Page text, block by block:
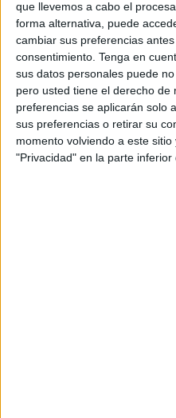
que llevemos a cabo el
forma alternativa, puede
cambiar sus preferencias
consentimiento. Tenga en
sus datos personales puede
pero usted tiene el derecho
preferencias se aplicarán solo
sus preferencias o retirar su
momento volviendo a este
"Privacidad" en la parte inferior
HACE 31 MINUTOS
Ceuta:
preguntar
HACE 50 MINUTOS
Se
convocatorias
España